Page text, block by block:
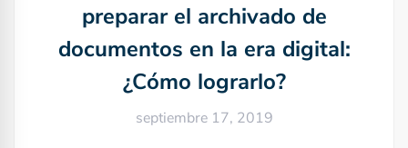
preparar el archivado de
documentos en la era digital:
¿Cómo lograrlo?
septiembre 17, 2019